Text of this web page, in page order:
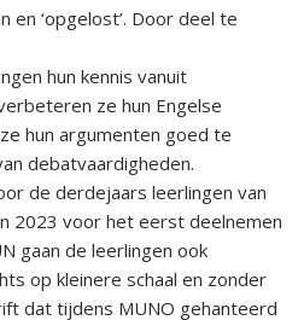
‘opgelost’. Door deel te
hun kennis vanuit
ze hun Engelse
hun argumenten goed te
debatvaardigheden.
de derdejaars leerlingen van
2023 voor het eerst deelnemen
gaan de leerlingen ook
op kleinere schaal en zonder
dat tijdens MUNO gehanteerd